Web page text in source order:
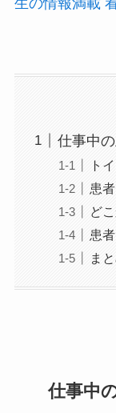
生の情報満載
仕事中
ト
患
ど
患
ま
仕事中